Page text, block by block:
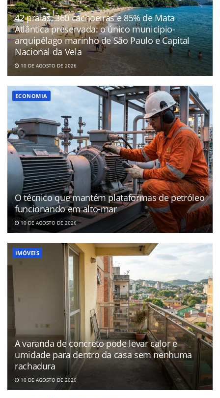
42 praias, 360 cachoeiras e 85% de Mata
Atlântica preservada: o único município-
arquipélago marinho de São Paulo e Capital
Nacional da Vela
10 DE AGOSTO DE 2026
ECONOMIA
O técnico que mantém plataformas de petróleo
funcionando em alto-mar
10 DE AGOSTO DE 2026
IMÓVEIS
A varanda de concreto pode levar calor e
umidade para dentro da casa sem nenhuma
rachadura
10 DE AGOSTO DE 2026